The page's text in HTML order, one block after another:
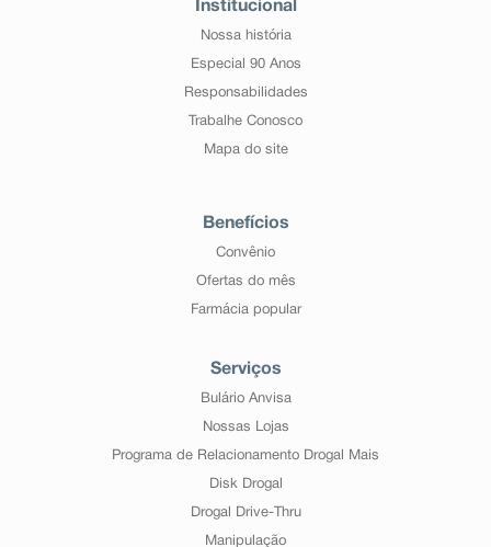
Institucional
Nossa história
Especial 90 Anos
Responsabilidades
Trabalhe Conosco
Mapa do site
Benefícios
Convênio
Ofertas do mês
Farmácia popular
Serviços
Bulário Anvisa
Nossas Lojas
Programa de Relacionamento Drogal Mais
Disk Drogal
Drogal Drive-Thru
Manipulação